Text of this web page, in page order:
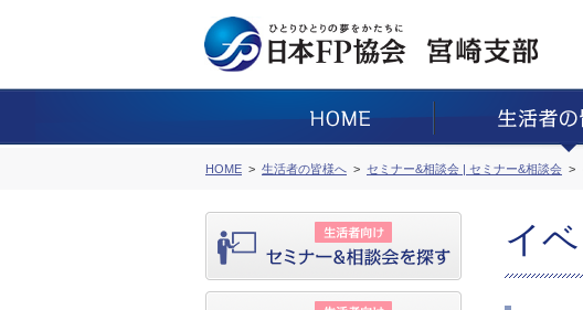
HOME 生活者の皆様へ セミナー&相談会 | セミナー&相談会
イ